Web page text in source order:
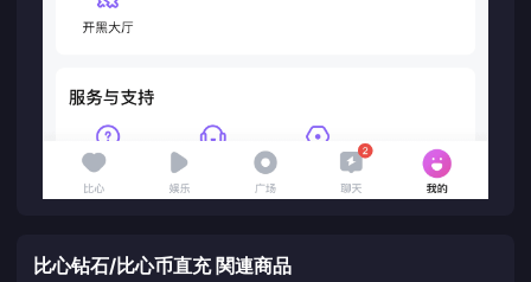
比心钻石/比心币直充 関連商品